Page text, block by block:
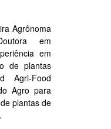
Agrônoma
em
em
de plantas
Agri-Food
Agro para
plantas de